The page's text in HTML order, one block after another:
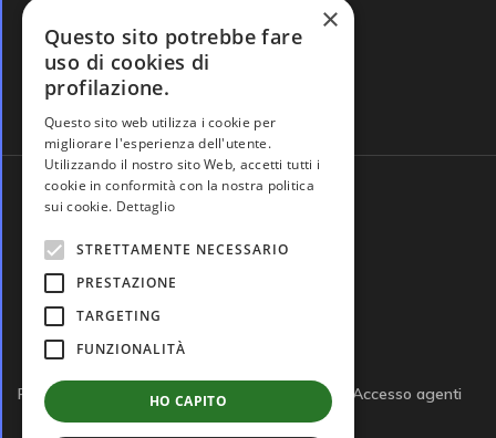
Domande frequenti
Privacy policy Cookie policy Note legali
Accesso agenti
×
Questo sito potrebbe fare
uso di cookies di
profilazione.
Questo sito web utilizza i cookie per
migliorare l'esperienza dell'utente.
Utilizzando il nostro sito Web, accetti tutti i
cookie in conformità con la nostra politica
sui cookie. Dettaglio
STRETTAMENTE NECESSARIO
PRESTAZIONE
TARGETING
FUNZIONALITÀ
HO CAPITO